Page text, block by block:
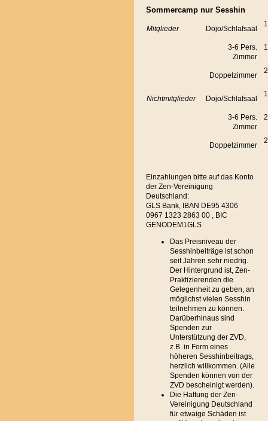
Sommercamp nur Sesshin
Mitglieder Dojo/Schlafsaal
3-6 Pers.
Zimmer
Doppelzimmer
Nichtmitglieder Dojo/Schlafsaal
3-6 Pers.
Zimmer
Doppelzimmer
Einzahlungen bitte auf das Konto
der Zen-Vereinigung
Deutschland:
GLS Bank, IBAN DE95 4306
0967 1323 2863 00 , BIC
GENODEM1GLS
Das Preisniveau der
Sesshinbeiträge ist schon
seit Jahren sehr niedrig.
Der Hintergrund ist, Zen-
Praktizierenden die
Gelegenheit zu geben, an
möglichst vielen Sesshin
teilnehmen zu können.
Darüberhinaus sind
Spenden zur
Unterstützung der ZVD,
z.B. in Form eines
höheren Sesshinbeitrags,
herzlich willkommen. (Alle
Spenden können von der
ZVD bescheinigt werden).
Die Haftung der Zen-
Vereinigung Deutschland
für etwaige Schäden ist